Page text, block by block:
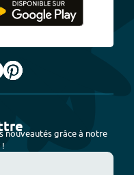
nouveautés grâce à notre
!